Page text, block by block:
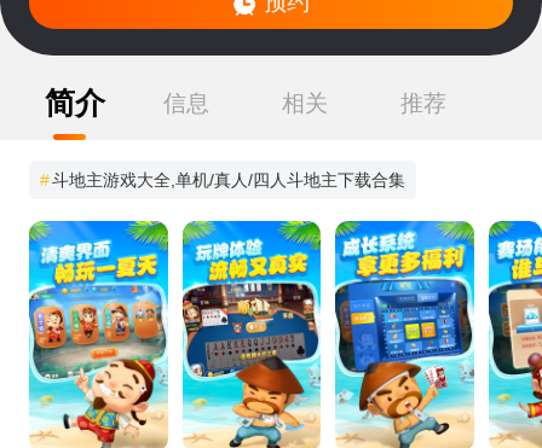
简介 信息 相关 推荐
#斗地主游戏大全,单机/真人/四人斗地主下载合集